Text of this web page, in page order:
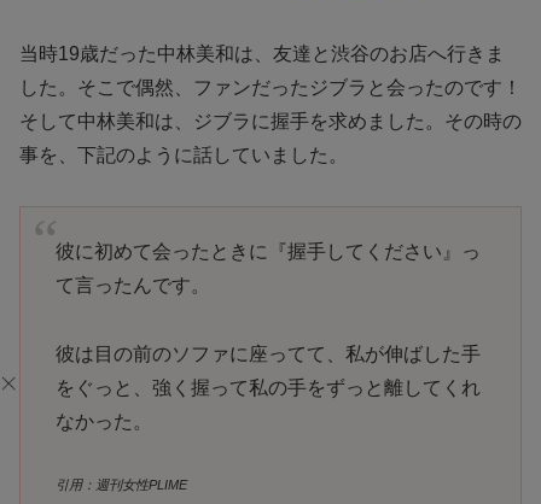
当時19歳だった中林美和は、友達と渋谷のお店へ行きま
した。そこで偶然、ファンだったジブラと会ったのです！
そして中林美和は、ジブラに握手を求めました。その時の
事を、下記のように話していました。
彼に初めて会ったときに『握手してください』っ
て言ったんです。
彼は目の前のソファに座ってて、私が伸ばした手
をぐっと、強く握って私の手をずっと離してくれ
なかった。
引用：週刊女性PLIME